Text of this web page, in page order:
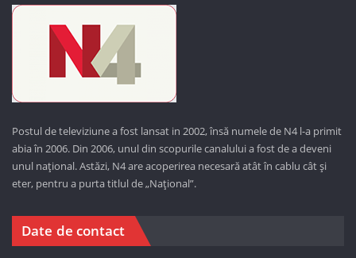
Postul de televiziune a fost lansat in 2002, însă numele de N4 l-a primit
abia în 2006. Din 2006, unul din scopurile canalului a fost de a deveni
unul național. Astăzi, N4 are acoperirea necesară atât în cablu cât și
eter, pentru a purta titlul de „Național”.
Date de contact